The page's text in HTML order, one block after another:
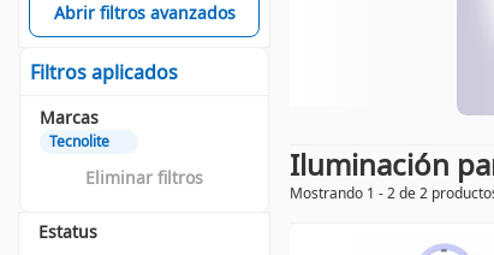
Abrir filtros avanzados
Filtros aplicados
Marcas
Tecnolite
Eliminar filtros
Estatus
Iluminación
Mostrando 1 - 2 de 2